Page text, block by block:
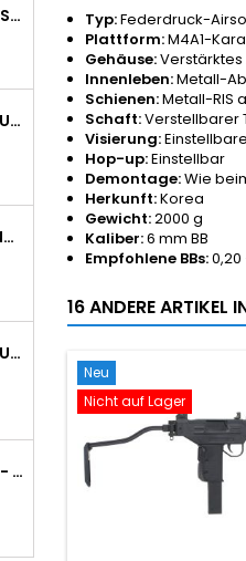
AIRSOFT CO2-KAPSELN 12G 5ER-PACK - HERGESTELLT IN UNGARN, EU, PREMIUM QUALITÄT
AIRSOFT-FEDERDRUCKPISTOLE WALTHER PPK/S
LUGER P08 LEISTUNGSSTARKE VOLLMETALL CO2 AIRSOFT PISTOLE - UMAREX LEGENDS
AIRSOFT-FEDERDRUCKPISTOLE WALTHER PPQ NAVY MIT SCHALLDÄMPFER
6MM AIRSOFT BBS - 2000 STÜCK, 0,20G, HOHE QUALITÄT
Typ:Federdruck-
Plattform:M4A1-
Gehäuse:Verstärktes
Innenleben:Metall-
Schienen:Metall-RIS
Schaft:Verstellbarer
Visierung:
Hop-up:Einstellbar
Demontage:Wie
Herkunft:Korea
Gewicht:2000 g
Kaliber:6 mm BB
Empfohlene BBs:0,20
16 ANDERE ARTIKEL
Neu
Nicht auf Lager